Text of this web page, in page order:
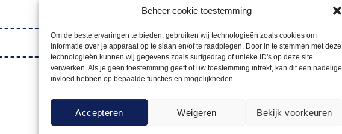
Beheer cookie toestemming
Om de beste ervaringen te bieden, gebruiken wij technologieën zoals cookies om
informatie over je apparaat op te slaan en/of te raadplegen. Door in te stemmen met deze
technologieën kunnen wij gegevens zoals surfgedrag of unieke ID's op deze site
verwerken. Als je geen toestemming geeft of uw toestemming intrekt, kan dit een nadelige
invloed hebben op bepaalde functies en mogelijkheden.
Accepteren Weigeren Bekijk voorkeuren
Je offerte bevat op dit moment geen artikelen.
Bekijk gehele assortiment